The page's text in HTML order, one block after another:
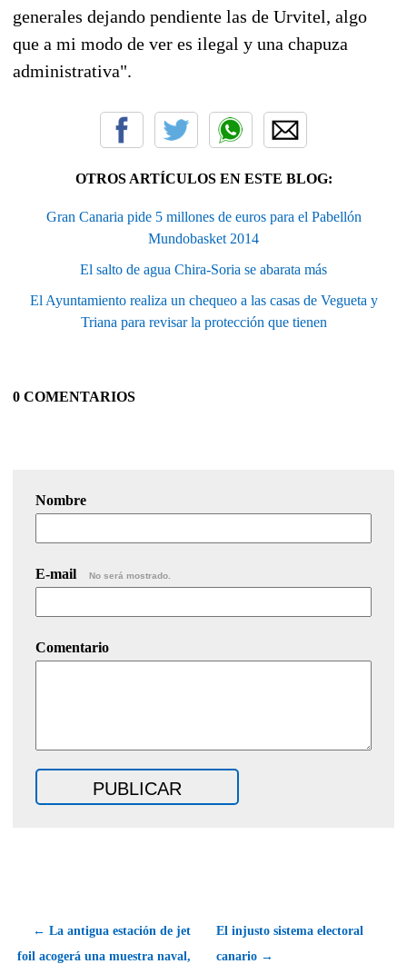
generales dejando pendiente las de Urvitel, algo
que a mi modo de ver es ilegal y una chapuza
administrativa".
OTROS ARTÍCULOS EN ESTE BLOG:
Gran Canaria pide 5 millones de euros para el Pabellón
Mundobasket 2014
El salto de agua Chira-Soria se abarata más
El Ayuntamiento realiza un chequeo a las casas de Vegueta y
Triana para revisar la protección que tienen
0 COMENTARIOS
Nombre
E-mail No será mostrado.
Comentario
← La antigua estación de jet
foil acogerá una muestra naval,
El injusto sistema electoral
canario →